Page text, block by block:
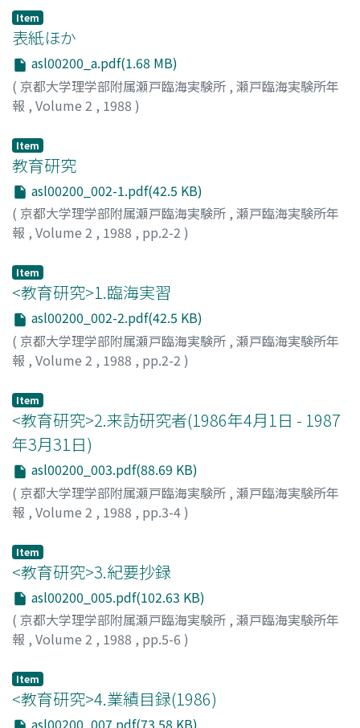
Item
表紙ほか
asl00200_a.pdf(1.68 MB)
( 京都大学理学部附属瀬戸臨海実験所 , 瀬戸臨海実験所年
報 , Volume 2 , 1988 )
Item
教育研究
asl00200_002-1.pdf(42.5 KB)
( 京都大学理学部附属瀬戸臨海実験所 , 瀬戸臨海実験所年
報 , Volume 2 , 1988 , pp.2-2 )
Item
<教育研究>1.臨海実習
asl00200_002-2.pdf(42.5 KB)
( 京都大学理学部附属瀬戸臨海実験所 , 瀬戸臨海実験所年
報 , Volume 2 , 1988 , pp.2-2 )
Item
<教育研究>2.来訪研究者(1986年4月1日 - 1987
年3月31日)
asl00200_003.pdf(88.69 KB)
( 京都大学理学部附属瀬戸臨海実験所 , 瀬戸臨海実験所年
報 , Volume 2 , 1988 , pp.3-4)
Item
<教育研究>3.紀要抄録
asl00200_005.pdf(102.63 KB)
( 京都大学理学部附属瀬戸臨海実験所 , 瀬戸臨海実験所年
報 , Volume 2 , 1988 , pp.5-6 )
Item
<教育研究>4.業績目録(1986)